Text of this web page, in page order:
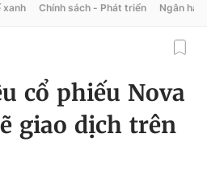
xanh Chính sách - Phát triển Ngân
cổ phiếu Nova
giao dịch trên